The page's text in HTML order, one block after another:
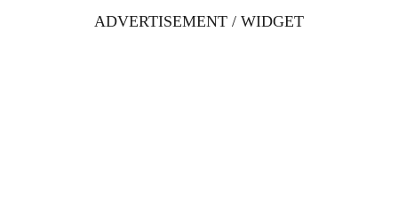
ADVERTISEMENT / WIDGET